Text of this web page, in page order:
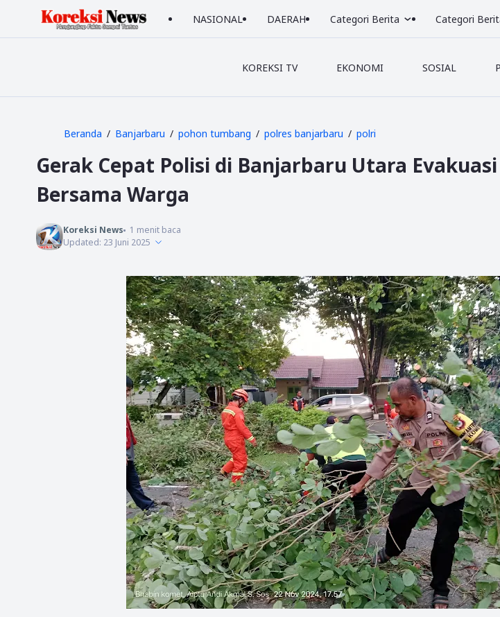
NASIONAL DAERAH Categori Berita Categori
KOREKSI TV EKONOMI SOSIAL
Beranda Banjarbaru pohon tumbang polres banjarbaru polri
Gerak Cepat Polisi di Banjarbaru Utara
Bersama Warga
Koreksi News 1 menit baca
Updated: 23 Juni 2025